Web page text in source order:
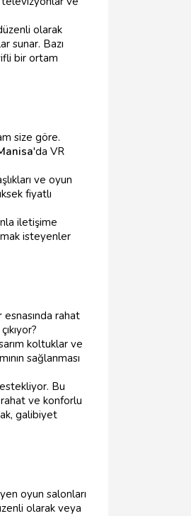
olarak
sunar. Bazı
bir ortam
size göre.
'da VR
ve oyun
fiyatlı
iletişime
isteyenler
esnasında rahat
koltuklar ve
sağlanması
Bu
ve konforlu
galibiyet
oyun salonları
olarak veya